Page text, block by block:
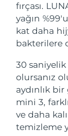
fırçası.
yağın
kat daha
bakterilere
30
olursanız
aydınlık
mini 3,
ve daha
temizleme
FAQ™
Yaşlanma
Bermuda
Bosna-
Bulgaristan
Kanada
Şili